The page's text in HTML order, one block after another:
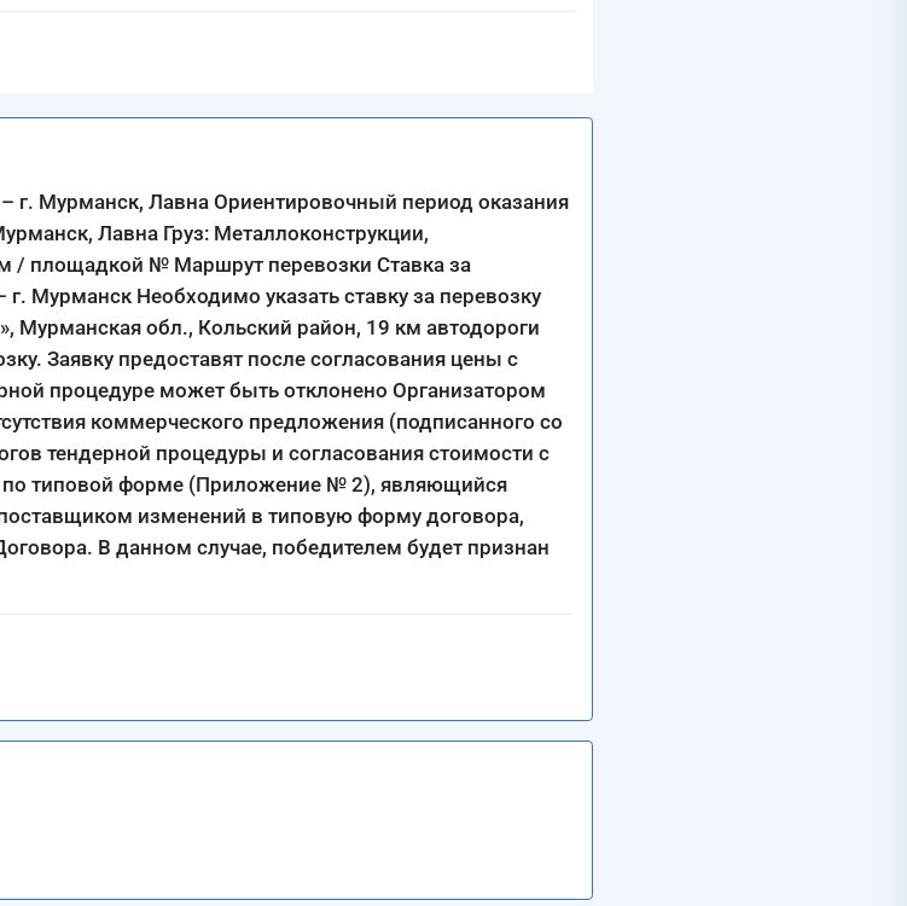
г. Мурманск, Лавна Ориентировочный период оказания
Лавна Груз: Металлоконструкции,
/ площадкой № Маршрут перевозки Ставка за
Мурманск Необходимо указать ставку за перевозку
Мурманская обл., Кольский район, 19 км автодороги
Заявку предоставят после согласования цены с
процедуре может быть отклонено Организатором
коммерческого предложения (подписанного со
тендерной процедуры и согласования стоимости с
по типовой форме (Приложение № 2), являющийся
изменений в типовую форму договора,
В данном случае, победителем будет признан